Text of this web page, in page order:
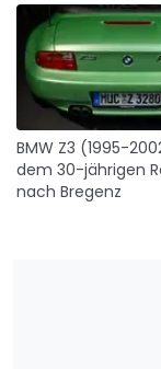
BMW Z3 (1995-
dem 30-jährigen
nach Bregenz